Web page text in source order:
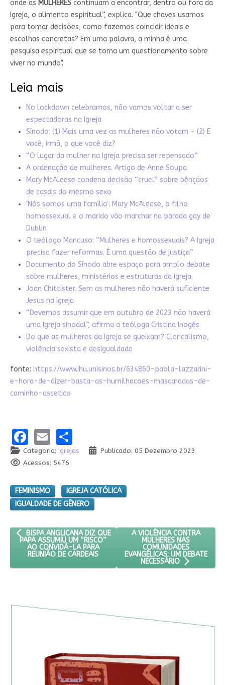
onde as MULHEREScontinuam a encontrar, dentro ou fora da
Igreja, o alimento espiritual”, explica. "Que chaves usamos
para tomar decisões, como fazemos coincidir ideais e
escolhas concretas? Em uma palavra, a minha é uma
pesquisa espiritual que se torna um questionamento sobre
viver no mundo".
Leia mais
No lockdown celebramos, não vamos voltar a ser
espectadoras na Igreja
Sínodo: (1) Mais uma vez as mulheres não votam - (2) E
você, irmã, o que você diz?
“O lugar da mulher na Igreja precisa ser repensado”
A ordenação de mulheres. Artigo de Anne Soupa
Mary McAleese condena decisão “cruel” sobre bênçãos
de casais do mesmo sexo
'Nós somos uma família': Mary McAleese, o filho
homossexual e o marido vão marchar na parada gay de
Dublin
O teólogo Mancuso: “Mulheres e homossexuais? A Igreja
precisa fazer reformas. É uma questão de justiça”
Documento do Sínodo abre espaço para amplo debate
sobre mulheres, ministérios e estruturas da Igreja
Joan Chittister. Sem as mulheres não haverá suficiente
Jesus na Igreja
“Devemos assumir que em outubro de 2023 não haverá
uma Igreja sinodal”, afirma a teóloga Cristina Inogés
Do que as mulheres da Igreja se queixam? Clericalismo,
violência sexista e desigualdade
fonte: https://www.ihu.unisinos.br/634860-paola-lazzarini-
e-hora-de-dizer-basta-as-humilhacoes-mascaradas-de-
caminho-ascetico
Facebook
EmailShare
Categoria: Igrejas
Publicado: 05 Dezembro 2023
Acessos: 5476
FEMINISMO
IGREJA CATÓLICA
IGUALDADE DE GÊNERO
ARTIGO ANTERIOR: BISPA ANGLICANA DIZ QUE PAPA ASSUMIU
BISPA ANGLICANA DIZ QUE
PAPA ASSUMIU UM “RISCO”
AO CONVIDÁ-LA PARA
REUNIÃO DE CARDEAIS
PRÓXIMO ARTIGO: A
A VIOLÊNCIA CONTRA
MULHERES NAS
COMUNIDADES
EVANGÉLICAS: UM DEBATE
NECESSÁRIO